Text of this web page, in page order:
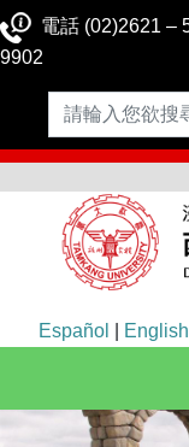
電話 (02)2621 –
9902
Español English